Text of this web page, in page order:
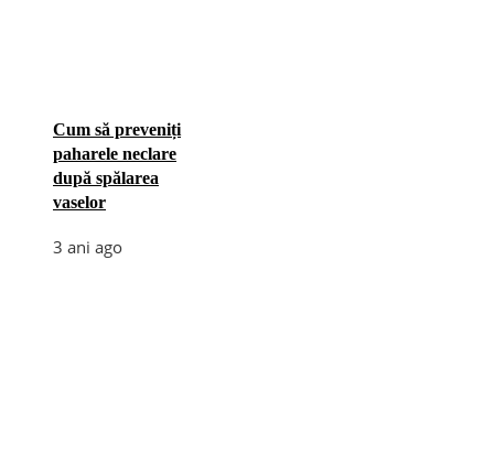
Cum să preveniți
paharele neclare
după spălarea
vaselor
3 ani ago